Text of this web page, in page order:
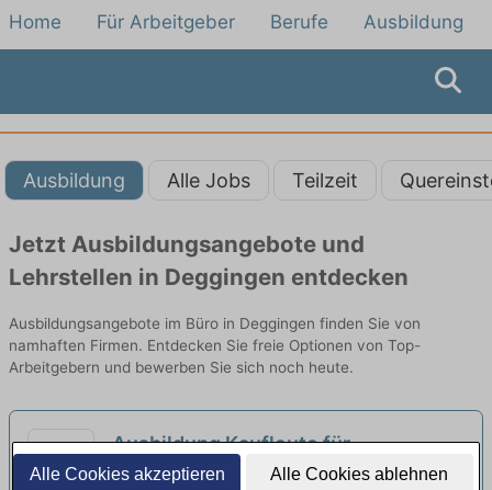
Alle Cookies akzeptieren Alle Cookies ablehnen
Home Für Arbeitgeber Berufe Ausbildung
Ausbildung Alle Jobs Teilzeit
Jetzt Ausbildungsangebote und
Lehrstellen in Deggingen entdecken
Ausbildungsangebote im Büro in Deggingen finden Sie von
namhaften Firmen. Entdecken Sie freie Optionen von Top-
Arbeitgebern und bewerben Sie sich noch heute.
Ausbildung Kaufleute für
Büromanagement (m/w/d) neu
RSU GmbH | St. Johann